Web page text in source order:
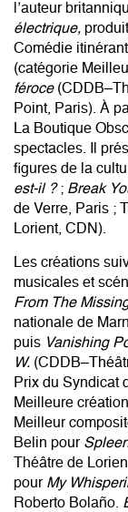
l’auteur
électrique,
Comédie
(catégorie
féroce
Point, Paris). À
La Boutique
spectacles. Il
figures de la
est-il ?; Break
de Verre, Paris ;
Lorient, CDN).
Les créations
musicales et
From The
nationale de
puis Vanishing
W.
Prix du Syndicat
Meilleure
Meilleur
Belin pour
Théâtre de
pour My
Roberto Bolaño.